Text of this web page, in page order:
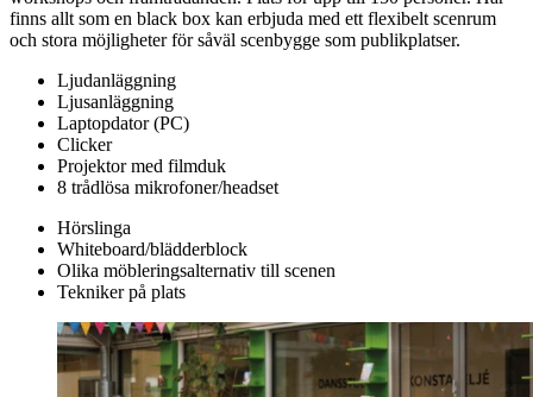
finns allt som en black box kan erbjuda med ett flexibelt scenrum
och stora möjligheter för såväl scenbygge som publikplatser.
Ljudanläggning
Ljusanläggning
Laptopdator (PC)
Clicker
Projektor med filmduk
8 trådlösa mikrofoner/headset
Hörslinga
Whiteboard/blädderblock
Olika möbleringsalternativ till scenen
Tekniker på plats